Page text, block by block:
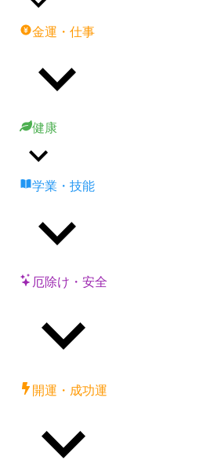
金運・仕事
健康
学業・技能
厄除け・安全
開運・成功運